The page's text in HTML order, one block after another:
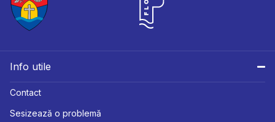
Info utile
Contact
Sesizează o problemă